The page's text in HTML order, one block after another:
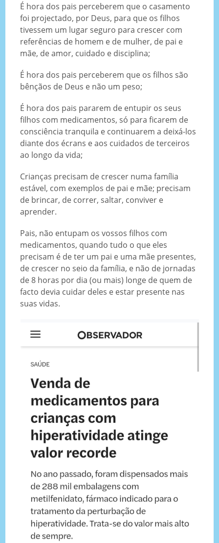
É hora dos pais perceberem que o casamento
foi projectado, por Deus, para que os filhos
tivessem um lugar seguro para crescer com
referências de homem e de mulher, de pai e
mãe, de amor, cuidado e disciplina;
É hora dos pais perceberem que os filhos são
bênçãos de Deus e não um peso;
É hora dos pais pararem de entupir os seus
filhos com medicamentos, só para ficarem de
consciência tranquila e continuarem a deixá-los
diante dos écrans e aos cuidados de terceiros
ao longo da vida;
Crianças precisam de crescer numa família
estável, com exemplos de pai e mãe; precisam
de brincar, de correr, saltar, conviver e
aprender.
Pais, não entupam os vossos filhos com
medicamentos, quando tudo o que eles
precisam é de ter um pai e uma mãe presentes,
de crescer no seio da família, e não de jornadas
de 8 horas por dia (ou mais) longe de quem de
facto devia cuidar deles e estar presente nas
suas vidas.